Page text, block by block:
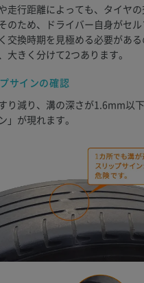
走行距離によっても、タイヤ
のため、ドライバー自身がセ
交換時期を見極める必要があ
大きく分けて2つあります。
サインの確認
り減り、溝の深さが1.6mm以
」が現れます。